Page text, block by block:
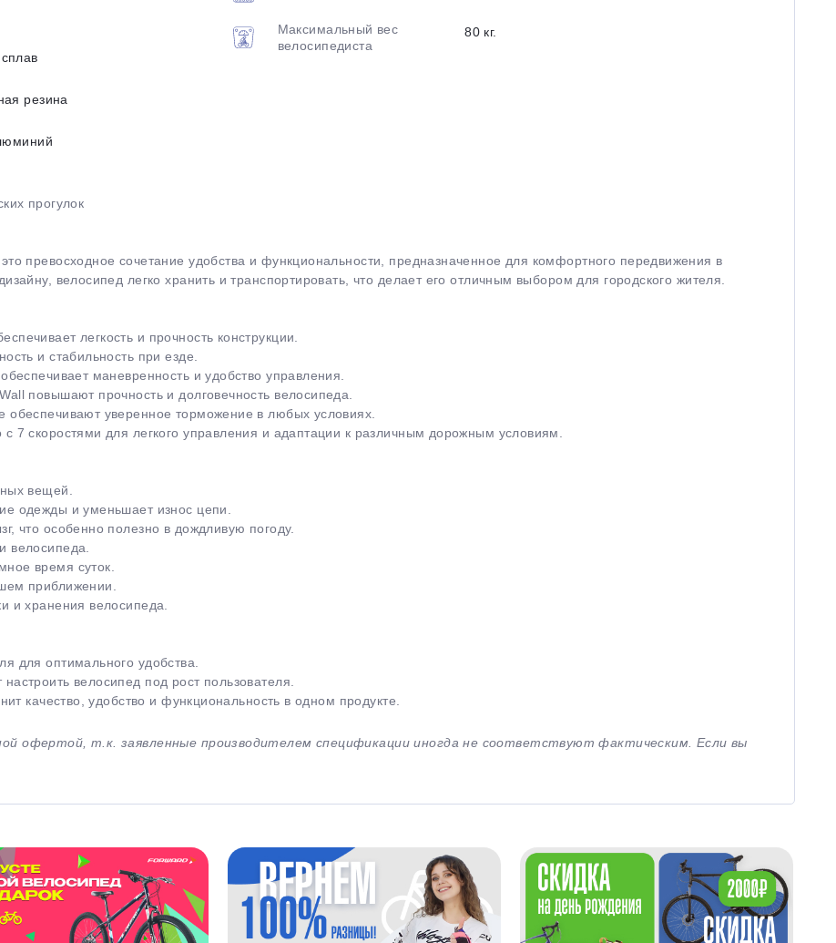
резина
Максимальный вес
велосипедиста
80 кг.
прогулок
превосходное сочетание удобства и функциональности, предназначенное для комфортного передвижения в
велосипед легко хранить и транспортировать, что делает его отличным выбором для городского жителя.
легкость и прочность конструкции.
и стабильность при езде.
маневренность и удобство управления.
повышают прочность и долговечность велосипеда.
уверенное торможение в любых условиях.
7 скоростями для легкого управления и адаптации к различным дорожным условиям.
вещей.
одежды и уменьшает износ цепи.
что особенно полезно в дождливую погоду.
велосипеда.
время суток.
приближении.
и хранения велосипеда.
для оптимального удобства.
велосипед под рост пользователя.
качество, удобство и функциональность в одном продукте.
офертой, т.к. заявленные производителем спецификации иногда не соответствуют фактическим. Если вы